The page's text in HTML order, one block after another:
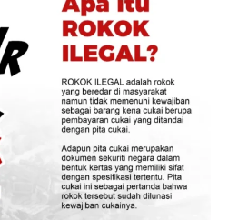
pemadaman. Api
lebih dari satu jam.
masih dalam penyelidikan
Kriminal Umum Polda
Christian Samma, bilang
olah tempat kejadian
penyebab kebakaran.